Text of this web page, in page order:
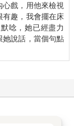
表達你的情緒，迅
屈。
感投入」。感情裡
付出才能換來最理
推向失衡的深
不是所有人都值得
己的感受和利益。
戲，用他來檢視
有趣，我會擺在床
唸，她已經盡力
她說話，當個句點